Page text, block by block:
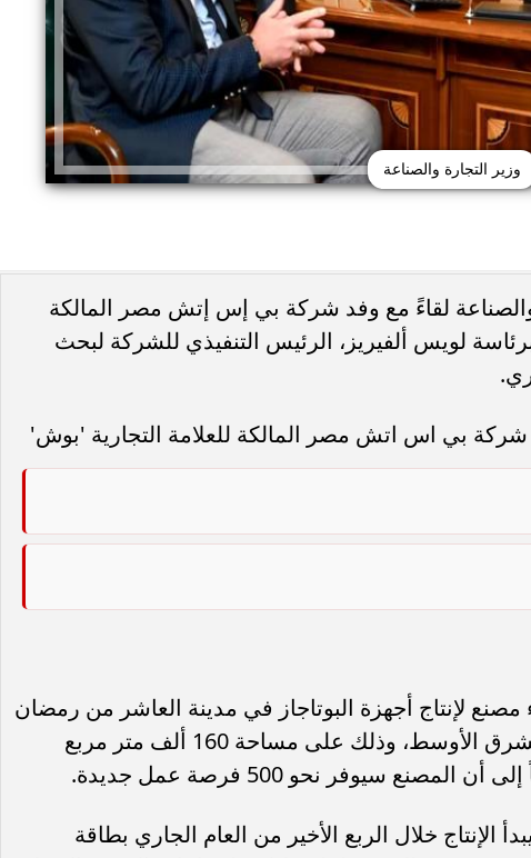
وزير التجارة والصناعة
لقاءً مع وفد شركة بي إس إتش مصر المالكة
لويس ألفيريز، الرئيس التنفيذي للشركة لبحث
شركة بي اس اتش مصر المالكة للعلامة التجارية 'بوش'
مصنع لإنتاج أجهزة البوتاجاز في مدينة العاشر من رمضان
ليكون أول مصنع للشركة في إفريقيا والشرق الأوسط، وذلك على مساحة 160 ألف متر مربع
الإنتاج خلال الربع الأخير من العام الجاري بطاقة